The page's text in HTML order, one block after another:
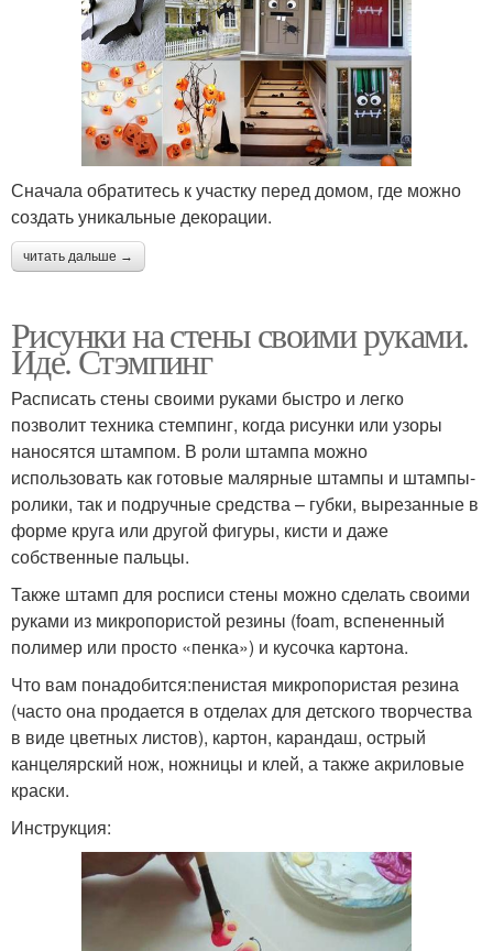
Сначала обратитесь к участку перед домом, где можно
создать уникальные декорации.
читать дальше →
Рисунки на стены своими руками.
Иде. Стэмпинг
Расписать стены своими руками быстро и легко
позволит техника стемпинг, когда рисунки или узоры
наносятся штампом. В роли штампа можно
использовать как готовые малярные штампы и штампы-
ролики, так и подручные средства – губки, вырезанные в
форме круга или другой фигуры, кисти и даже
собственные пальцы.
Также штамп для росписи стены можно сделать своими
руками из микропористой резины (foam, вспененный
полимер или просто «пенка») и кусочка картона.
Что вам понадобится:пенистая микропористая резина
(часто она продается в отделах для детского творчества
в виде цветных листов), картон, карандаш, острый
канцелярский нож, ножницы и клей, а также акриловые
краски.
Инструкция: